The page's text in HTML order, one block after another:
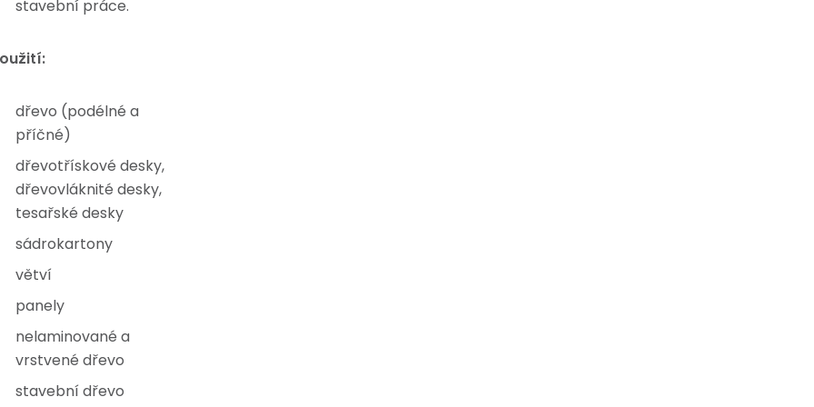
stavební práce.
dřevo (podélné a
příčné)
dřevotřískové desky,
dřevovláknité desky,
tesařské desky
sádrokartony
větví
panely
nelaminované a
vrstvené dřevo
stavební dřevo